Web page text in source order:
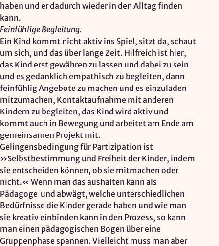
haben und er dadurch wieder in den Alltag finden
kann.
Feinfühlige Begleitung.
Ein Kind kommt nicht aktiv ins Spiel, sitzt da, schaut
um sich, und das über lange Zeit. Hilfreich ist hier,
das Kind erst gewähren zu lassen und dabei zu sein
und es gedanklich empathisch zu begleiten, dann
feinfühlig Angebote zu machen und es einzuladen
mitzumachen, Kontaktaufnahme mit anderen
Kindern zu begleiten, das Kind wird aktiv und
kommt auch in Bewegung und arbeitet am Ende am
gemeinsamen Projekt mit.
Gelingensbedingung für Partizipation ist
»Selbstbestimmung und Freiheit der Kinder, indem
sie entscheiden können, ob sie mitmachen oder
nicht.« Wenn man das aushalten kann als
Pädagoge und abwägt, welche unterschiedlichen
Bedürfnisse die Kinder gerade haben und wie man
sie kreativ einbinden kann in den Prozess, so kann
man einen pädagogischen Bogen über eine
Gruppenphase spannen. Vielleicht muss man aber